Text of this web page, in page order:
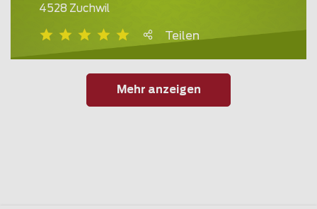
4528 Zuchwil
Teilen
Mehr anzeigen